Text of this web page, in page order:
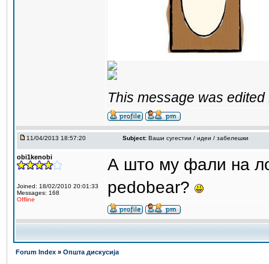
This message was
11/04/2013 18:57:20 Subject: Ваши сугестии / идеи / забелешки
obi1kenobi
Joined: 18/02/2010 20:01:33
Messages: 168
Offline
А што му фали на
pedobear?
Forum Index » Општа дискусија